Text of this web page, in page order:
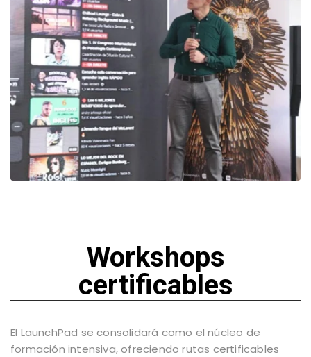
Workshops
certificables
El LaunchPad se consolidará como el núcleo de
formación intensiva, ofreciendo rutas certificables